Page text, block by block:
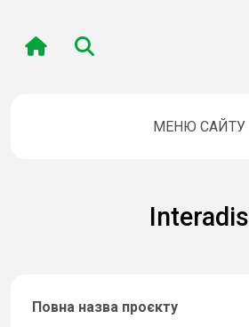
МЕНЮ САЙТУ
Interadis
Повна назва проєкту